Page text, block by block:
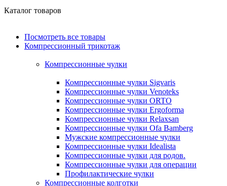
Каталог товаров
Посмотреть все товары
Компрессионный трикотаж
Компрессионные чулки
Компрессионные чулки Sigvaris
Компрессионные чулки Venoteks
Компрессионные чулки ORTO
Компрессионные чулки Ergoforma
Компрессионные чулки Relaxsan
Компрессионные чулки Ofa Bamberg
Мужские компрессионные чулки
Компрессионные чулки Idealista
Компрессионные чулки для родов.
Компрессионные чулки для операции
Профилактические чулки
Компрессионные колготки